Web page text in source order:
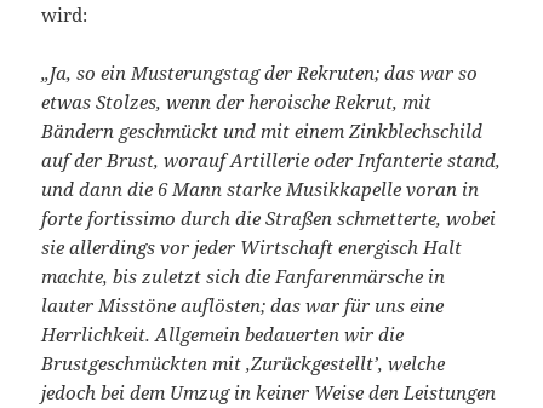
wird:
„Ja, so ein Musterungstag der Rekruten; das war so
etwas Stolzes, wenn der heroische Rekrut, mit
Bändern geschmückt und mit einem Zinkblechschild
auf der Brust, worauf Artillerie oder Infanterie stand,
und dann die 6 Mann starke Musikkapelle voran in
forte fortissimo durch die Straßen schmetterte, wobei
sie allerdings vor jeder Wirtschaft energisch Halt
machte, bis zuletzt sich die Fanfarenmärsche in
lauter Misstöne auflösten; das war für uns eine
Herrlichkeit. Allgemein bedauerten wir die
Brustgeschmückten mit ‚Zurückgestellt’, welche
jedoch bei dem Umzug in keiner Weise den Leistungen